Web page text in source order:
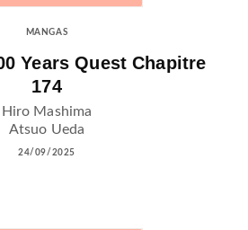
MANGAS
Years Quest Chapitre
174
Hiro Mashima
Atsuo Ueda
24/09/2025